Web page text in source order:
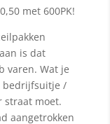
met 600PK!
is dat
varen. Wat je
bedrijfsuitje /
straat moet.
aangetrokken